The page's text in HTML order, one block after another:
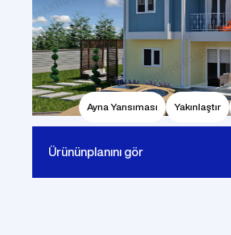
Ayna Yansıması Yakınlaştır
Ürününplanını gör